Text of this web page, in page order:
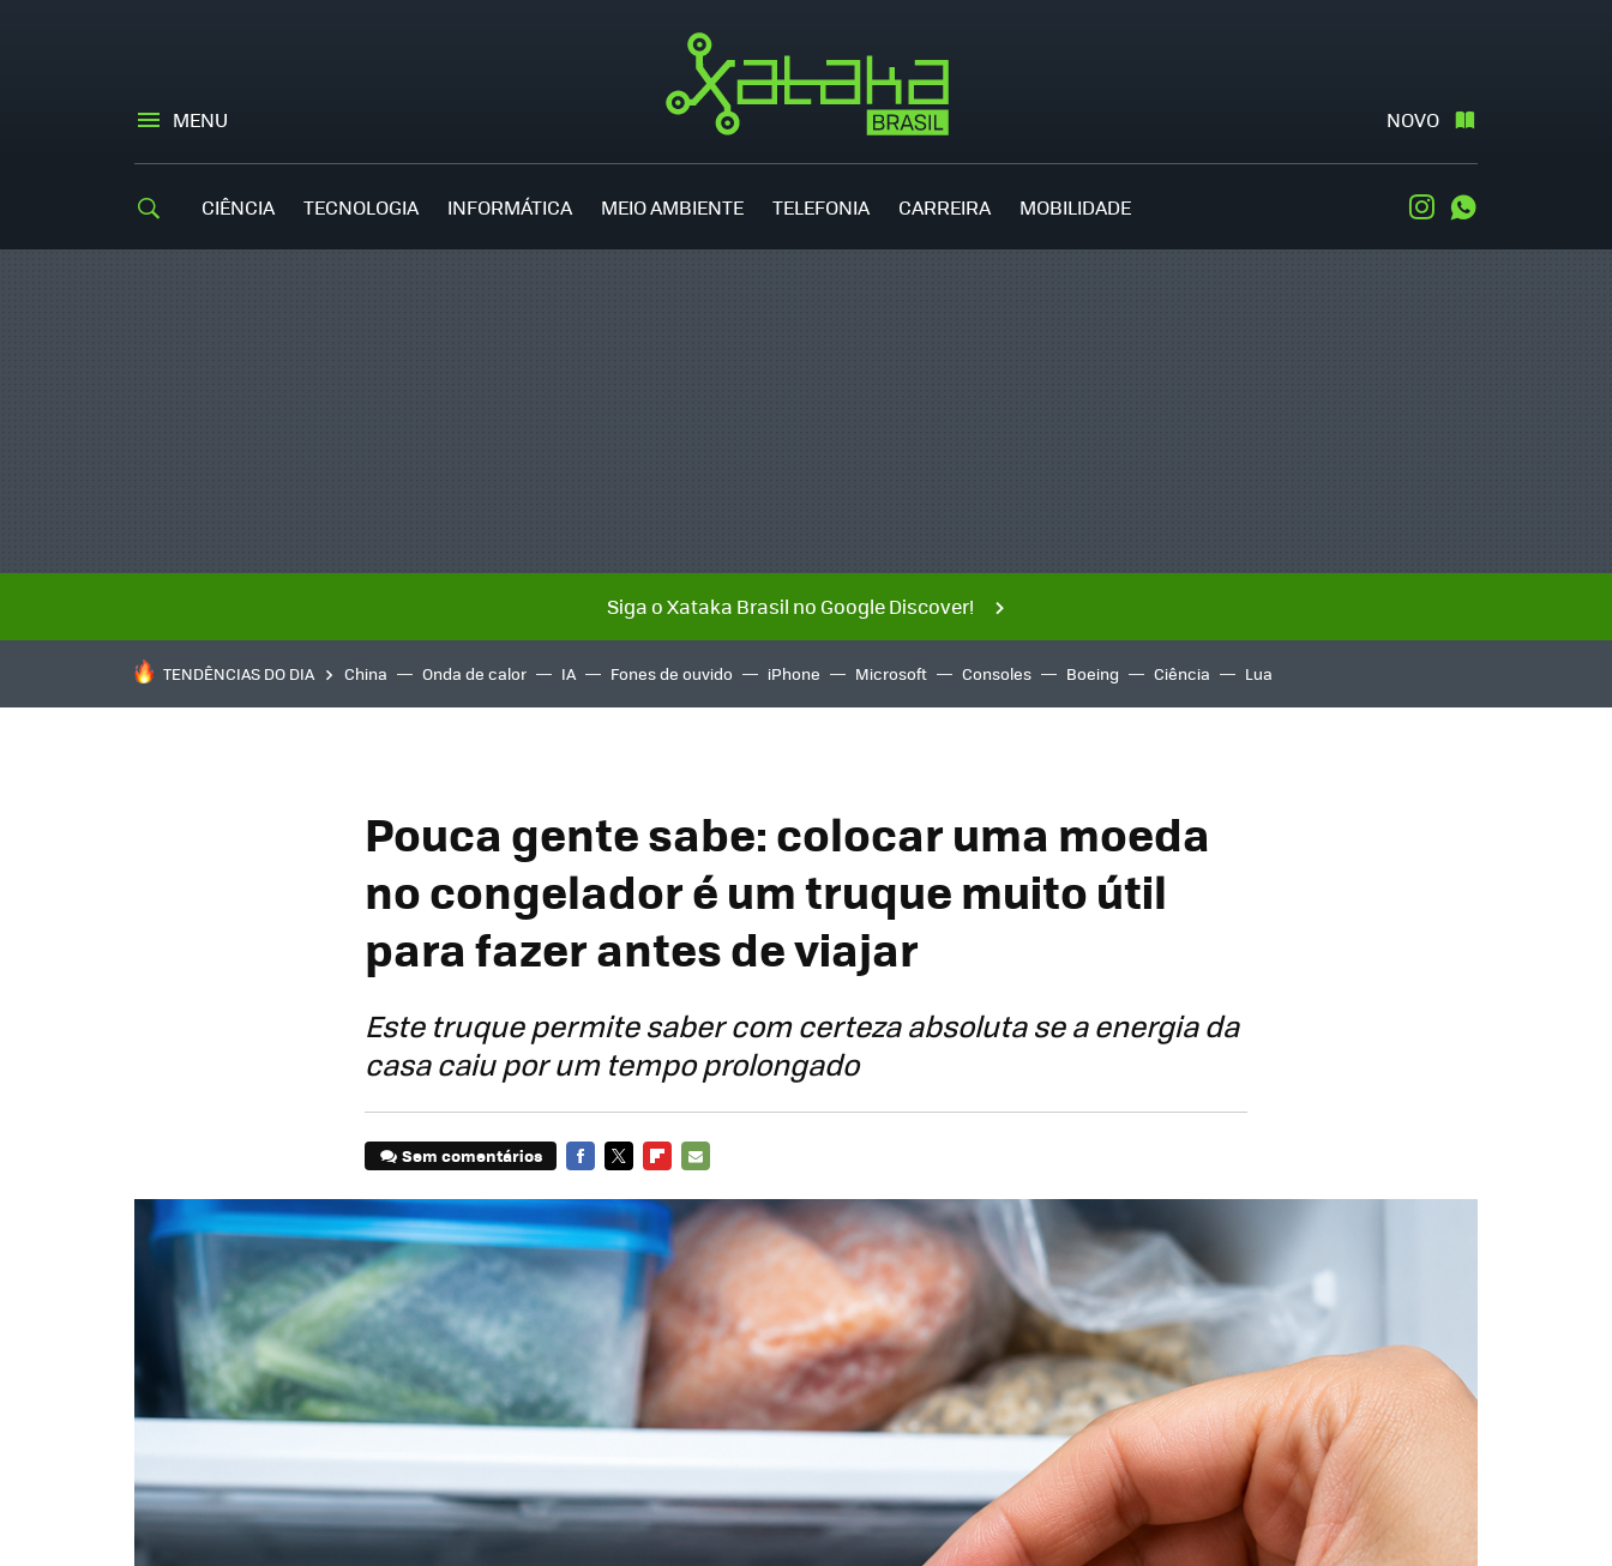
MENU NOVO
CIÊNCIA TECNOLOGIA INFORMÁTICA MEIO AMBIENTE TELEFONIA CARREIRA MOBILIDADE Instagram
Siga o Xataka Brasil no Google Discover!
TENDÊNCIAS DO DIA China Onda de calor IA Fones de ouvido iPhone Microsoft Consoles Boeing Ciência Lua
Pouca gente sabe: colocar uma moeda
no congelador é um truque muito útil
para fazer antes de viajar
Este truque permite saber com certeza absoluta se a energia da
casa caiu por um tempo prolongado
Sem comentários
MAIL